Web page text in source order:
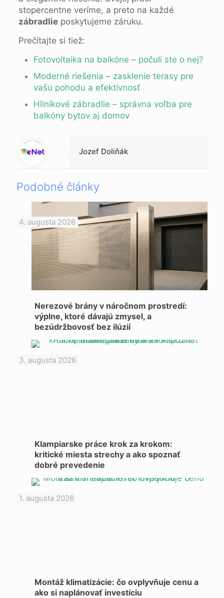
stopercentne veríme, a preto na každé
zábradlieposkytujeme záruku.
Prečítajte si tiež:
Fotovoltaika na balkóne – počuli ste o nej?
Moderné riešenia – zasklenie terasy pre
vašu pohodu a efektívnosť
Hliníkové zábradlie – správna voľba pre
balkóny bytov aj domov
Warning
: Trying to access array offset on null in
/data/1/d/1da9a732-fb3a-4804-a40f-d46885ca54ae/lajk.online/web/wp-content/themes/betheme-child/includes/content-single.php
on line
286
Jozef Doliňák
Podobné články
4. augusta 2026
Nerezové brány v náročnom prostredí:
výplne, ktoré dávajú zmysel, a
bezúdržbovosť bez ilúzií
3. augusta 2026
Klampiarske práce krok za krokom:
kritické miesta strechy a ako spoznať
dobré prevedenie
1. augusta 2026
Montáž klimatizácie: čo ovplyvňuje cenu a
ako si naplánovať investíciu